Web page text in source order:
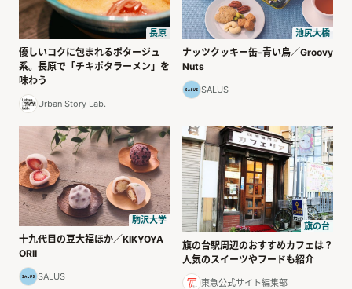
長原
優しいコクに包まれるポタージュ
系。長原で「チキポタラーメン」を
味わう
Urban Story Lab.
池尻大橋
ナッツクッキー缶-青い鳥／Groovy
Nuts
SALUS
駒沢大学
十九代目の豆大福ほか／KIKYOYA
ORII
SALUS
旗の台
旗の台駅周辺のおすすめカフェは？
人気のスイーツやフードも紹介
東急公式サイト編集部